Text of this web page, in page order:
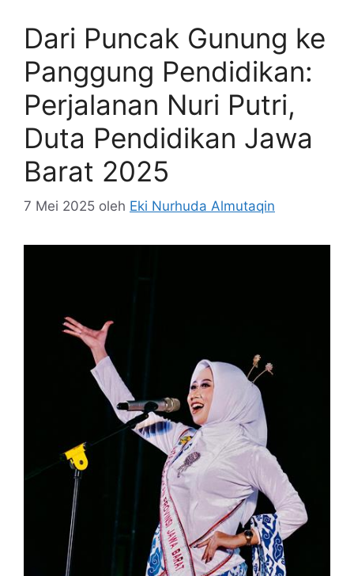
Dari Puncak Gunung ke
Panggung Pendidikan:
Perjalanan Nuri Putri,
Duta Pendidikan Jawa
Barat 2025
7 Mei 2025 oleh Eki Nurhuda Almutaqin